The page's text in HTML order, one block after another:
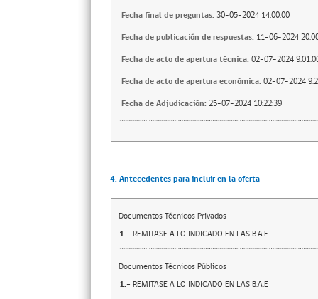
Fecha final de preguntas: 30-05-2024 14:00:00
Fecha de publicación de respuestas: 11-06-2024
Fecha de acto de apertura técnica: 02-07-2024
Fecha de acto de apertura económica: 02-07-2024
Fecha de Adjudicación: 25-07-2024 10:22:39
4. Antecedentes para incluir en la oferta
Documentos Técnicos Privados
1.- REMITASE A LO INDICADO EN LAS B.A.E
Documentos Técnicos Públicos
1.- REMITASE A LO INDICADO EN LAS B.A.E